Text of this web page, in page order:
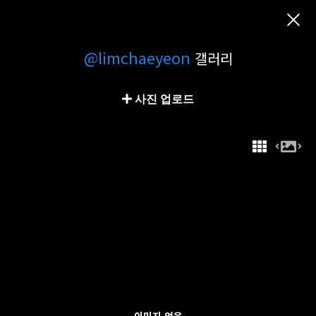
@limchaeyeon 갤러리
사진 업로드